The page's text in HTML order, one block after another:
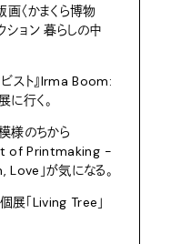
〈かまくら博物
ション 暮らしの中
ビスト』Irma Boom:
行く。
様のちから
of Printmaking -
」が気になる。
「Living Tree」